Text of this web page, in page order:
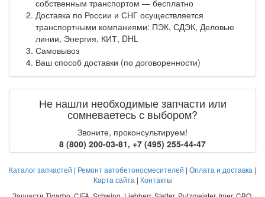
собственным транспортом — бесплатно
Доставка по России и СНГ осуществляется
транспортными компаниями: ПЭК, СДЭК, Деловые
линии, Энергия, КИТ, DHL
Самовывоз
Ваш способ доставки (по договоренности)
Не нашли необходимые запчасти или
сомневаетесь с выбором?
Звоните, проконсультируем!
8 (800) 200-03-81, +7 (495) 255-44-47
Каталог запчастей | Ремонт автобетоносмесителей | Оплата и доставка |
Карта сайта | Контакты